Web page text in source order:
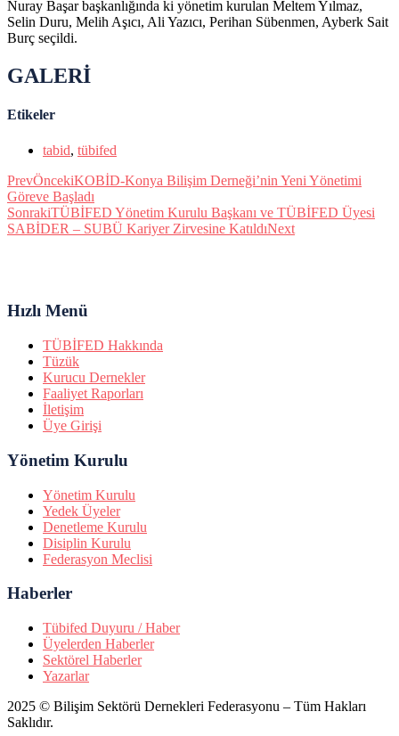
Nuray Başar başkanlığında ki yönetim kurulan Meltem Yılmaz,
Selin Duru, Melih Aşıcı, Ali Yazıcı, Perihan Sübenmen, Ayberk Sait
Burç seçildi.
GALERİ
Etikeler
tabid, tübifed
PrevÖncekiKOBİD-Konya Bilişim Derneği’nin Yeni Yönetimi
Göreve Başladı
SonrakiTÜBİFED Yönetim Kurulu Başkanı ve TÜBİFED Üyesi
SABİDER – SUBÜ Kariyer Zirvesine KatıldıNext
Hızlı Menü
TÜBİFED Hakkında
Tüzük
Kurucu Dernekler
Faaliyet Raporları
İletişim
Üye Girişi
Yönetim Kurulu
Yönetim Kurulu
Yedek Üyeler
Denetleme Kurulu
Disiplin Kurulu
Federasyon Meclisi
Haberler
Tübifed Duyuru / Haber
Üyelerden Haberler
Sektörel Haberler
Yazarlar
2025 © Bilişim Sektörü Dernekleri Federasyonu – Tüm Hakları
Saklıdır.